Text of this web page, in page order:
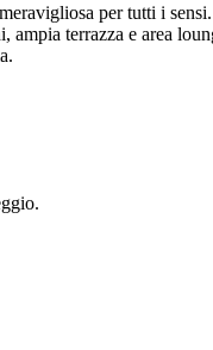
per tutti i
ampia terrazza e area